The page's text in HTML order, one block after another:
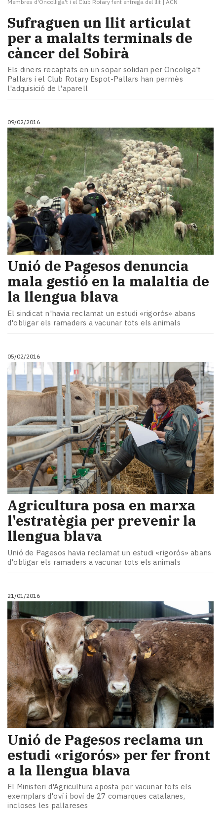
Membres d'Oncolliga't i el Club Rotary fent entrega del llit | ACN
Sufraguen un llit articulat
per a malalts terminals de
càncer del Sobirà
Els diners recaptats en un sopar solidari per Oncoliga't
Pallars i el Club Rotary Espot-Pallars han permès
l'adquisició de l'aparell
09/02/2016
Unió de Pagesos denuncia
mala gestió en la malaltia de
la llengua blava
El sindicat n'havia reclamat un estudi «rigorós» abans
d'obligar els ramaders a vacunar tots els animals
05/02/2016
​Agricultura posa en marxa
l'estratègia per prevenir la
llengua blava
Unió de Pagesos havia reclamat un estudi «rigorós» abans
d'obligar els ramaders a vacunar tots els animals
21/01/2016
Unió de Pagesos reclama un
estudi «rigorós» per fer front
a la llengua blava
El Ministeri d'Agricultura aposta per vacunar tots els
exemplars d'oví i boví de 27 comarques catalanes,
incloses les pallareses